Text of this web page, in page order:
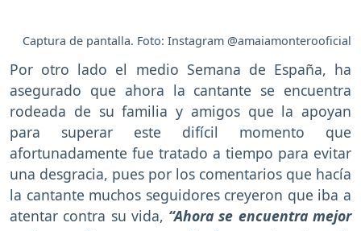
Captura de pantalla. Foto: Instagram @amaiamonterooficial
Por otro lado el medio Semana de España, ha
asegurado que ahora la cantante se encuentra
rodeada de su familia y amigos que la apoyan
para superar este difícil momento que
afortunadamente fue tratado a tiempo para evitar
una desgracia, pues por los comentarios que hacía
la cantante muchos seguidores creyeron que iba a
atentar contra su vida, “Ahora se encuentra mejor